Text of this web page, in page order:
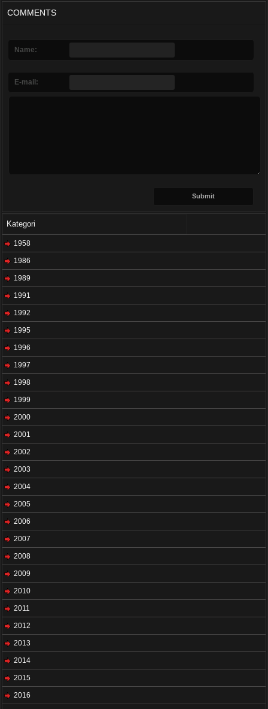
COMMENTS
Name:
E-mail:
Kategori
1958
1986
1989
1991
1992
1995
1996
1997
1998
1999
2000
2001
2002
2003
2004
2005
2006
2007
2008
2009
2010
2011
2012
2013
2014
2015
2016